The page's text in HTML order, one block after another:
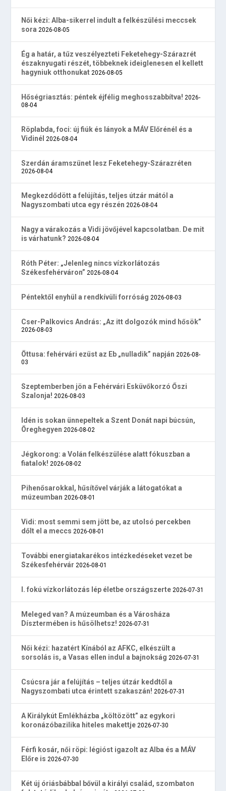
Női kézi: Alba-sikerrel indult a felkészülési meccsek
sora 2026-08-05
Ég a határ, a tűz veszélyezteti Feketehegy-Szárazrét
északnyugati részét, többeknek ideiglenesen el kellett
hagyniuk otthonukat 2026-08-05
Hőségriasztás: péntek éjfélig meghosszabbítva! 2026-
08-04
Röplabda, foci: új fiúk és lányok a MÁV Előrénél és a
Vidinél 2026-08-04
Szerdán áramszünet lesz Feketehegy-Szárazréten
2026-08-04
Megkezdődött a felújítás, teljes útzár mától a
Nagyszombati utca egy részén 2026-08-04
Nagy a várakozás a Vidi jövőjével kapcsolatban. De mit
is várhatunk? 2026-08-04
Róth Péter: „Jelenleg nincs vízkorlátozás
Székesfehérváron” 2026-08-04
Péntektől enyhül a rendkívüli forróság 2026-08-03
Cser-Palkovics András: „Az itt dolgozók mind hősök”
2026-08-03
Öttusa: fehérvári ezüst az Eb „nulladik” napján 2026-08-
03
Szeptemberben jön a Fehérvári Esküvőkorzó Őszi
Szalonja! 2026-08-03
Idén is sokan ünnepeltek a Szent Donát napi búcsún,
Öreghegyen 2026-08-02
Jégkorong: a Volán felkészülése alatt fókuszban a
fiatalok! 2026-08-02
Pihenősarokkal, hűsítővel várják a látogatókat a
múzeumban 2026-08-01
Vidi: most semmi sem jött be, az utolsó percekben
dőlt el a meccs 2026-08-01
További energiatakarékos intézkedéseket vezet be
Székesfehérvár 2026-08-01
I. fokú vízkorlátozás lép életbe országszerte 2026-07-31
Meleged van? A múzeumban és a Városháza
Dísztermében is hűsölhetsz! 2026-07-31
Női kézi: hazatért Kínából az AFKC, elkészült a
sorsolás is, a Vasas ellen indul a bajnokság 2026-07-31
Csúcsra jár a felújítás – teljes útzár keddtől a
Nagyszombati utca érintett szakaszán! 2026-07-31
A Királykút Emlékházba „költözött” az egykori
koronázóbazilika hiteles makettje 2026-07-30
Férfi kosár, női röpi: légióst igazolt az Alba és a MÁV
Előre is 2026-07-30
Két új óriásbábbal bővül a királyi család, szombaton